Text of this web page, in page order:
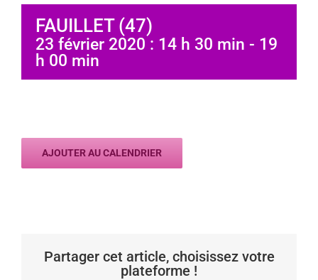
FAUILLET (47)
23 février 2020 : 14 h 30 min - 19
h 00 min
AJOUTER AU CALENDRIER
Partager cet article, choisissez votre
plateforme !